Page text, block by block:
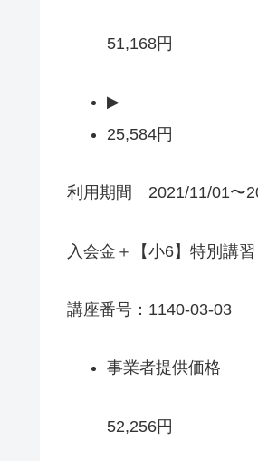
51,168円
▶
25,584円
利用期間 2021/11/01〜
入会金＋【小6】特別講
講座番号：1140-03-03
事業者提供価格
52,256円